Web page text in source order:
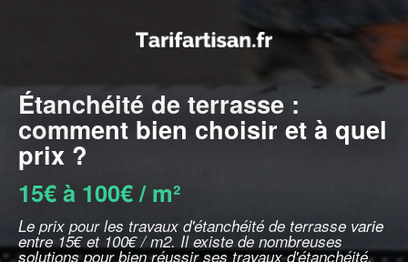
Étanchéité de terrasse :
comment bien choisir et à quel
prix ?
15€ à 100€ / m²
Le prix pour les travaux d'étanchéité de terrasse varie
entre 15€ et 100€ / m2. Il existe de nombreuses
solutions pour bien réussir ses travaux d'étanchéité,